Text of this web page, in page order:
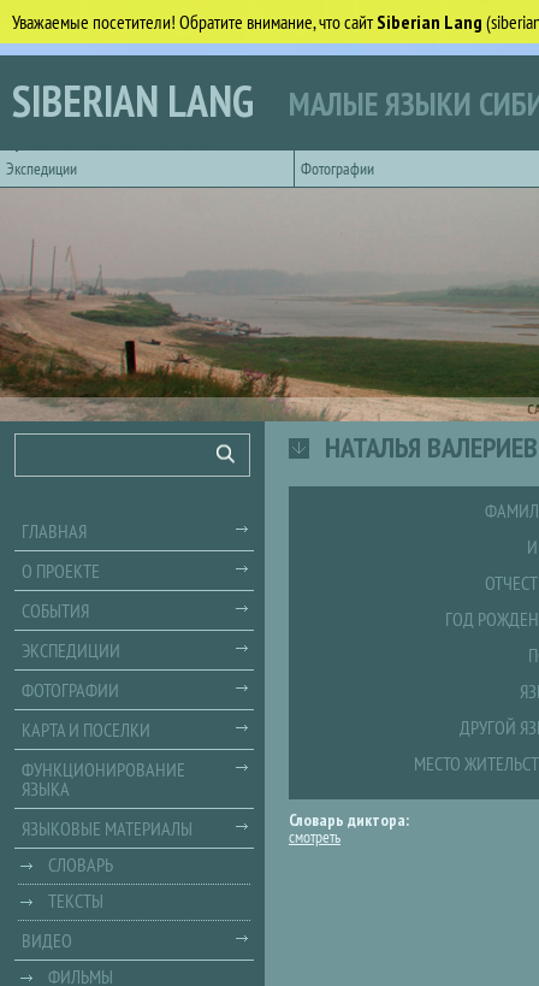
Уважаемые посетители! Обратите внимание, что сайтSiberian Lang
Перейти к основному содержанию
SIBERIAN LANG МАЛЫЕ ЯЗЫКИ
Экспедиции
Фотографии
НАТАЛЬЯ
ГОД
ДРУГОЙ
МЕСТО
Словарь диктора:
смотреть
Поиск
ГЛАВНАЯ
О ПРОЕКТЕ
СОБЫТИЯ
ЭКСПЕДИЦИИ
ФОТОГРАФИИ
КАРТА И ПОСЕЛКИ
ФУНКЦИОНИРОВАНИЕ
ЯЗЫКА
ЯЗЫКОВЫЕ МАТЕРИАЛЫ
СЛОВАРЬ
ТЕКСТЫ
ВИДЕО
ФИЛЬМЫ